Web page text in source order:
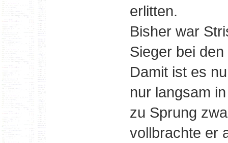
erlitten.
Bisher war
Sieger bei
Damit ist es
nur langsam
zu Sprung
vollbrachte er